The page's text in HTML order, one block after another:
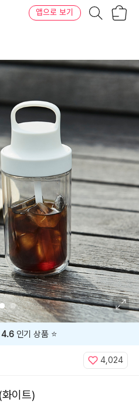
앱으로 보기
4.6인기 상품 ⭐️
4,024
이트)